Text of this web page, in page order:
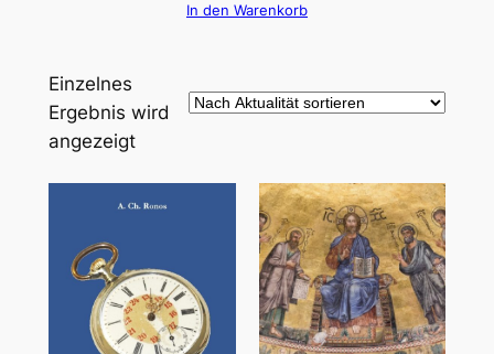
In den Warenkorb
Einzelnes
Ergebnis wird
angezeigt